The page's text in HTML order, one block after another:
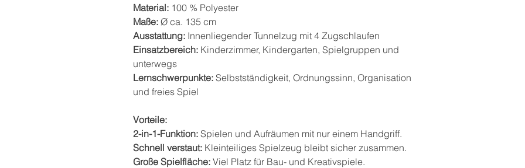
Material: 100 % Polyester
Maße: Ø ca. 135 cm
Ausstattung: Innenliegender Tunnelzug mit 4 Zugschlaufen
Einsatzbereich: Kinderzimmer, Kindergarten, Spielgruppen und
unterwegs
Lernschwerpunkte: Selbstständigkeit, Ordnungssinn, Organisation
und freies Spiel
Vorteile:
2-in-1-Funktion: Spielen und Aufräumen mit nur einem Handgriff.
Schnell verstaut: Kleinteiliges Spielzeug bleibt sicher zusammen.
Große Spielfläche: Viel Platz für Bau- und Kreativspiele.